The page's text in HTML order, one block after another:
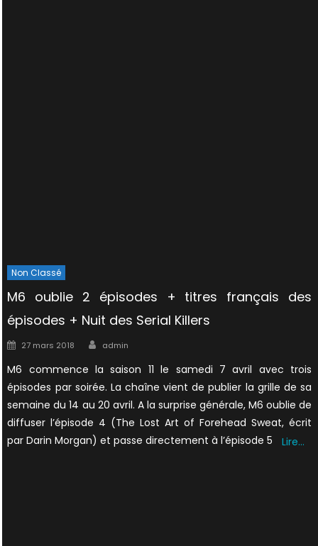
Non Classé
M6 oublie 2 épisodes + titres français des
épisodes + Nuit des Serial Killers
Posted
27 mars 2018 Author
admin
M6 commence la saison 11 le samedi 7 avril avec trois
épisodes par soirée. La chaîne vient de publier la grille de sa
semaine du 14 au 20 avril. A la surprise générale, M6 oublie de
diffuser l’épisode 4 (The Lost Art of Forehead Sweat, écrit
par Darin Morgan) et passe directement à l’épisode 5
Lire…